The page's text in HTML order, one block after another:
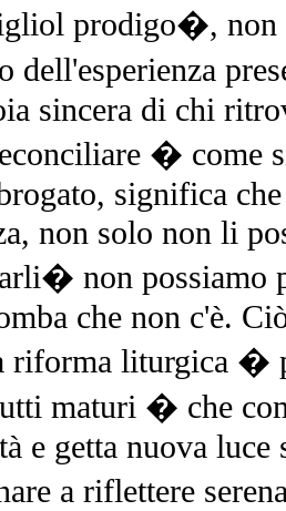
prodigo�, non
dell'esperienza
sincera di chi
� come
significa
non solo non li
non possiamo
che non c'è.
riforma liturgica �
maturi � che
e getta nuova
a riflettere